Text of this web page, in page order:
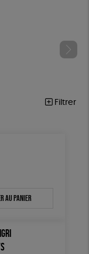
Filtrer
au panier